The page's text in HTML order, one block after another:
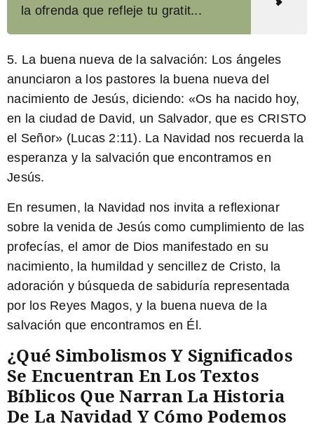
la ofrenda que refleje tu gratit...
5. La buena nueva de la salvación: Los ángeles
anunciaron a los pastores la buena nueva del
nacimiento de Jesús, diciendo: «Os ha nacido hoy,
en la ciudad de David, un Salvador, que es CRISTO
el Señor» (Lucas 2:11). La Navidad nos recuerda la
esperanza y la salvación que encontramos en
Jesús.
En resumen, la Navidad nos invita a reflexionar
sobre la venida de Jesús como cumplimiento de las
profecías, el amor de Dios manifestado en su
nacimiento, la humildad y sencillez de Cristo, la
adoración y búsqueda de sabiduría representada
por los Reyes Magos, y la buena nueva de la
salvación que encontramos en Él.
¿Qué Simbolismos Y Significados
Se Encuentran En Los Textos
Bíblicos Que Narran La Historia
De La Navidad Y Cómo Podemos